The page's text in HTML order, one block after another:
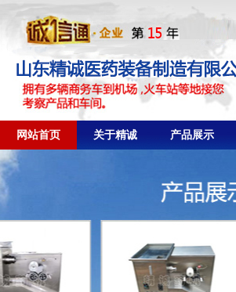
网站首页 关于精诚 产品展示